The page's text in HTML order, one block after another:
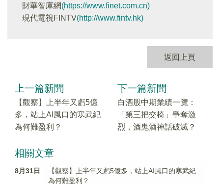
財華智庫網(https://www.finet.com.cn)
現代電視FINTV(http://www.fintv.hk)
返回上頁
上一篇新聞
【觀察】上半年又虧5億
多，站上AI風口的寒武紀
為何難盈利？
下一篇新聞
白酒股中期業績一覽：
「第三把交椅」爭奪激
烈，酒鬼酒神話破滅？
相關文章
8月31日
【觀察】上半年又虧5億多，站上AI風口的寒武紀
為何難盈利？